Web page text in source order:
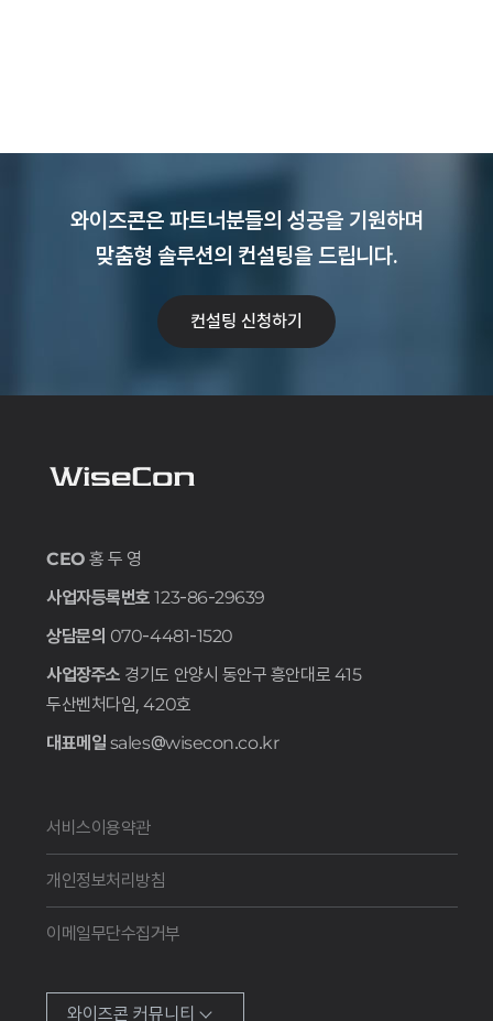
와이즈콘은 파트너분들의 성공을 기원하며
맞춤형 솔루션의 컨설팅을 드립니다.
컨설팅 신청하기
CEO 홍 두 영
사업자등록번호 123-86-29639
상담문의 070-4481-1520
사업장주소 경기도 안양시 동안구 흥안대로 415
두산벤처다임, 420호
대표메일 sales@wisecon.co.kr
서비스이용약관
개인정보처리방침
이메일무단수집거부
와이즈콘 커뮤니티